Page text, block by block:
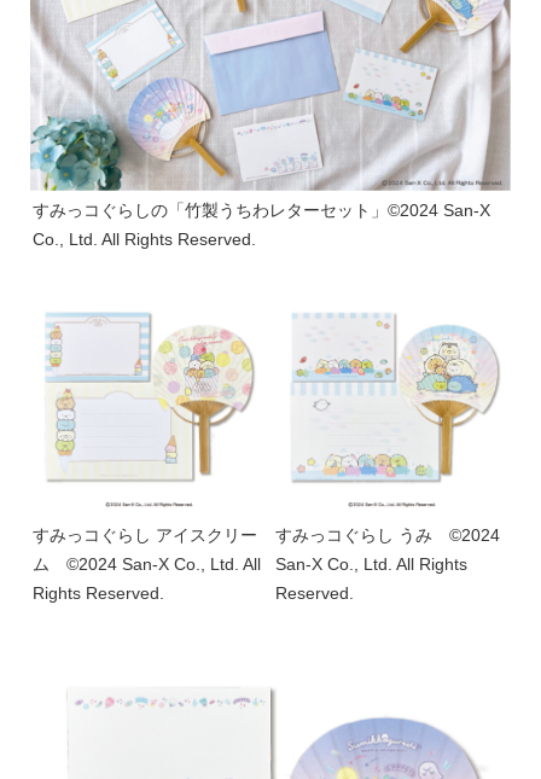
すみっコぐらしの「竹製うちわレターセット」©2024 San-X
Co., Ltd. All Rights Reserved.
すみっコぐらし アイスクリー
ム ©2024 San-X Co., Ltd. All
Rights Reserved.
すみっコぐらし うみ ©2024
San-X Co., Ltd. All Rights
Reserved.